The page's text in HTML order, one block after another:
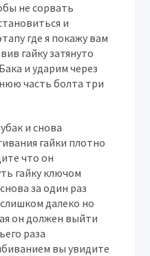
не сорвать
и
где я покажу вам
гайку затянуто
и ударим через
часть болта три
и снова
гайки плотно
что он
гайку ключом
за один раз
далеко но
он должен выйти
раза
вы увидите